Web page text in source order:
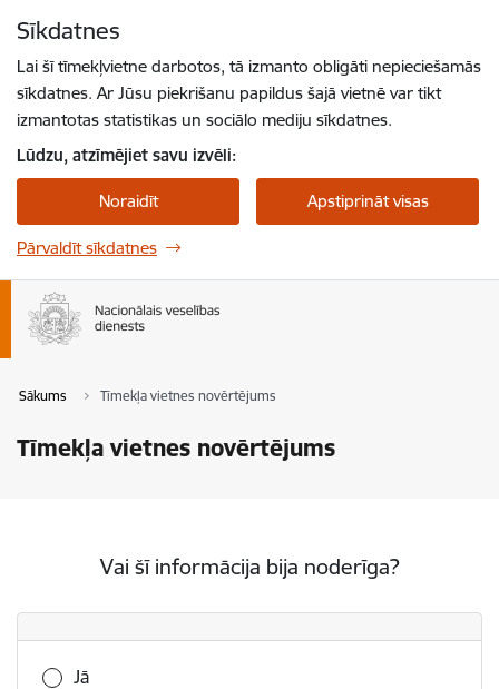
Sīkdatnes
Lai šī tīmekļvietne darbotos, tā izmanto obligāti nepieciešamās
sīkdatnes. Ar Jūsu piekrišanu papildus šajā vietnē var tikt
izmantotas statistikas un sociālo mediju sīkdatnes.
Lūdzu, atzīmējiet savu izvēli:
Noraidīt Apstiprināt visas
Pārvaldīt sīkdatnes
Sākums Tīmekļa vietnes novērtējums
Tīmekļa vietnes novērtējums
Vai šī informācija bija noderīga?
Vai šī informācija bija noderīga?
Jā